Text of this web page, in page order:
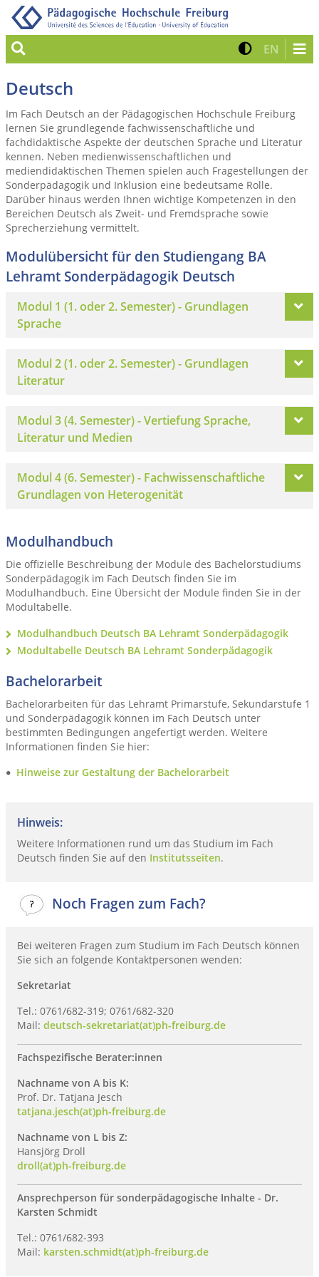
Suche Kontrast
EN Zur
Deutsch
Im Fach Deutsch an der Pädagogischen Hochschule Freiburg
lernen Sie grundlegende fachwissenschaftliche und
fachdidaktische Aspekte der deutschen Sprache und Literatur
kennen. Neben medienwissenschaftlichen und
mediendidaktischen Themen spielen auch Fragestellungen der
Sonderpädagogik und Inklusion eine bedeutsame Rolle.
Darüber hinaus werden Ihnen wichtige Kompetenzen in den
Bereichen Deutsch als Zweit- und Fremdsprache sowie
Sprecherziehung vermittelt.
Modulübersicht für den Studiengang BA
Lehramt Sonderpädagogik Deutsch
Modul 1 (1. oder 2. Semester) - Grundlagen
Sprache
Modul 2 (1. oder 2. Semester) - Grundlagen
Literatur
Modul 3 (4. Semester) - Vertiefung Sprache,
Literatur und Medien
Modul 4 (6. Semester) - Fachwissenschaftliche
Grundlagen von Heterogenität
Modulhandbuch
Die offizielle Beschreibung der Module des Bachelorstudiums
Sonderpädagogik im Fach Deutsch finden Sie im
Modulhandbuch. Eine Übersicht der Module finden Sie in der
Modultabelle.
Modulhandbuch Deutsch BA Lehramt Sonderpädagogik
Modultabelle Deutsch BA Lehramt Sonderpädagogik
Bachelorarbeit
Bachelorarbeiten für das Lehramt Primarstufe, Sekundarstufe 1
und Sonderpädagogik können im Fach Deutsch unter
bestimmten Bedingungen angefertigt werden. Weitere
Informationen finden Sie hier:
Hinweise zur Gestaltung der Bachelorarbeit
Hinweis:
Weitere Informationen rund um das Studium im Fach
Deutsch finden Sie auf den Institutsseiten.
Noch Fragen zum Fach?
Bei weiteren Fragen zum Studium im Fach Deutsch können
Sie sich an folgende Kontaktpersonen wenden:
Sekretariat
Tel.: 0761/682-319; 0761/682-320
Mail: deutsch-sekretariat(at)ph-freiburg.de
Fachspezifische Berater:innen
Nachname von A bis K:
Prof. Dr. Tatjana Jesch
tatjana.jesch(at)ph-freiburg.de
Nachname von L bis Z:
Hansjörg Droll
droll(at)ph-freiburg.de
Ansprechperson für sonderpädagogische Inhalte - Dr.
Karsten Schmidt
Tel.: 0761/682-393
Mail: karsten.schmidt(at)ph-freiburg.de